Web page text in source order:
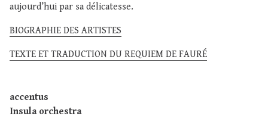
aujourd’hui par sa délicatesse.
BIOGRAPHIE DES ARTISTES
TEXTE ET TRADUCTION DU REQUIEM DE FAURÉ
accentus
Insula orchestra